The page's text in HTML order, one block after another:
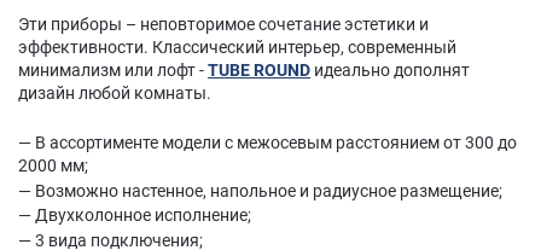
Эти приборы – неповторимое сочетание эстетики и
эффективности. Классический интерьер, современный
минимализм или лофт -TUBE ROUND идеально дополнят
дизайн любой комнаты.
— В ассортименте модели с межосевым расстоянием от 300 до
2000 мм;
— Возможно настенное, напольное и радиусное размещение;
— Двухколонное исполнение;
— 3 вида подключения;